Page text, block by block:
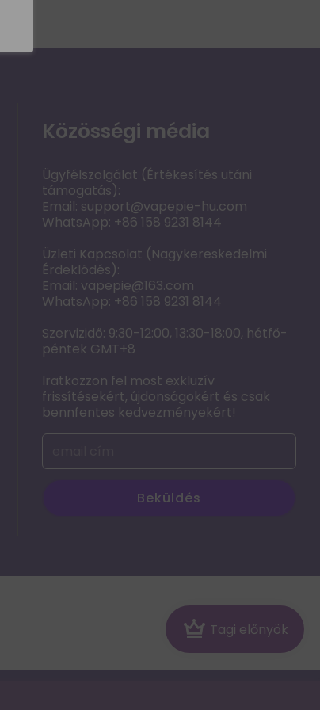
Crown Tagi előnyök
Közösségi média
Ügyfélszolgálat (Értékesítés utáni
támogatás):
Email: support@vapepie-hu.com
WhatsApp: +86 158 9231 8144
Üzleti Kapcsolat (Nagykereskedelmi
Érdeklődés):
Email: vapepie@163.com
WhatsApp: +86 158 9231 8144
Szervizidő: 9:30-12:00, 13:30-18:00, hétfő-
péntek GMT+8
Iratkozzon fel most exkluzív
frissítésekért, újdonságokért és csak
bennfentes kedvezményekért!
Beküldés